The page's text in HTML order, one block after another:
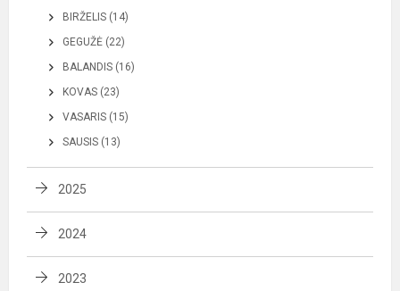
BIRŽELIS (14)
GEGUŽĖ (22)
BALANDIS (16)
KOVAS (23)
VASARIS (15)
SAUSIS (13)
2025
2024
2023